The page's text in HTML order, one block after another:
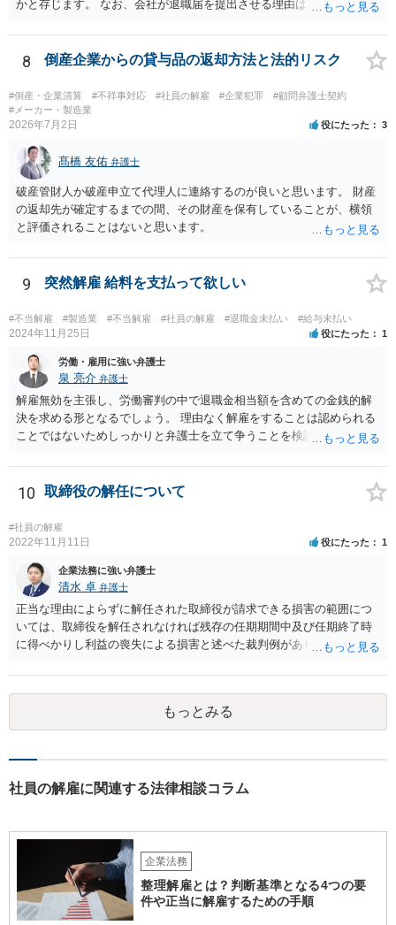
かと存じます。 なお、会社が退職届を提出させる理由は、後日解雇無
ったと体裁を整えるためであることが多いです。 ただ、実際に懲戒解
雇事由が認められそうなのであれば、穏便な形である自主退職をした
8 倒産企業からの貸与品の返却方法と法的リスク
#倒産・企業清算 #不祥事対応 #社員の解雇 #企業犯罪
#顧問弁護士契約
#メーカー・製造業
2026年7月2日 役にたった 3
髙橋 友佑 弁護士
破産管財人か破産申立て代理人に連絡するのが良いと思います。 財産
の返却先が確定するまでの間、その財産を保有していることが、横領
と評価されることはないと思います。
9 突然解雇 給料を支払って欲しい
#不当解雇 #製造業 #不当解雇 #社員の解雇 #退職金未払い #給与未払い
2024年11月25日 役にたった 1
労働・雇用に強い弁護士
泉 亮介 弁護士
解雇無効を主張し、労働審判の中で退職金相当額を含めての金銭的解
決を求める形となるでしょう。 理由なく解雇をすることは認められる
ことではないためしっかりと弁護士を立て争うことを検討されて良い
10 取締役の解任について
#社員の解雇
2022年11月11日 役にたった 1
企業法務に強い弁護士
清水 卓 弁護士
正当な理由によらずに解任された取締役が請求できる損害の範囲につ
いては、取締役を解任されなければ残存の任期期間中及び任期終了時
に得べかりし利益の喪失による損害と述べた裁判例があります。 役員
ます。また、手当等異なる名称が使用されていても実質はこれらと同
じような性質の金員と判断されれば、損害に含まれる可能性がありま
す。 慰謝料や弁護士については、これらの損害に含まれないと述べる
裁判例もありますが、含まれるとする見解もあり、争いがあるところ
社として正式な手続きを経て無報酬と取り決めているということでし
か。これらも確認しておかれた方がよろしいかと思います。 辞任や任
期満了という他の退任方法であれば、解任のような損害賠償の定めは
ないため、これらの代替方法を取ることができないかも検討点です。
もっとみる
社員の解雇に関連する法律相談コラム
企業法務
整理解雇とは？判断基準となる4つの要
件や正当に解雇するための手順